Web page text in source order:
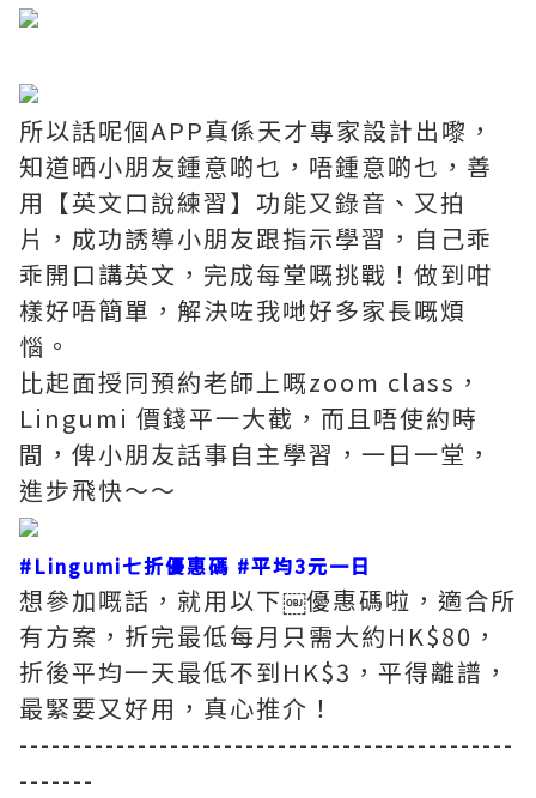
所以話呢個APP真係天才專家設計出嚟，
知道晒小朋友鍾意啲乜，唔鍾意啲乜，善
用【英文口說練習】功能又錄音、又拍
片，成功誘導小朋友跟指示學習，自己乖
乖開口講英文，完成每堂嘅挑戰！做到咁
樣好唔簡單，解決咗我哋好多家長嘅煩
惱。
比起面授同預約老師上嘅zoom class，
Lingumi 價錢平一大截，而且唔使約時
間，俾小朋友話事自主學習，一日一堂，
進步飛快～～
#Lingumi七折優惠碼 #平均3元一日
想參加嘅話，就用以下￼優惠碼啦，適合所
有方案，折完最低每月只需大約HK$80，
折後平均一天最低不到HK$3，平得離譜，
最緊要又好用，真心推介！
----------------------------------------------
-------